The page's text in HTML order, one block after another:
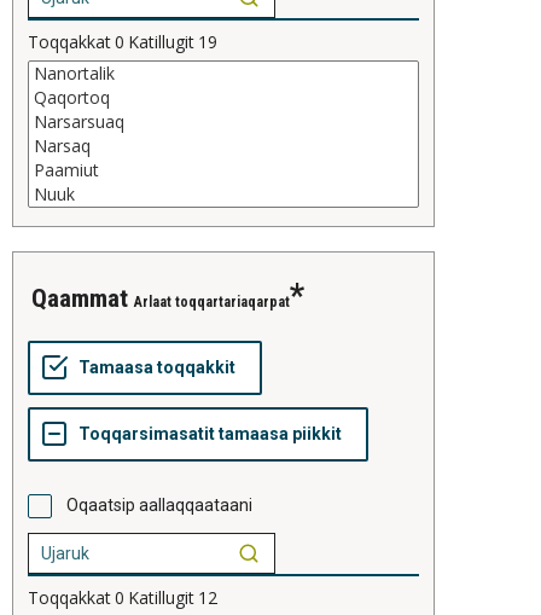
Toqqakkat0 Katillugit 19
qaammat Arlaat toqqartariaqarpat
Oqaatsip aallaqqaataani
Toqqakkat0 Katillugit 12